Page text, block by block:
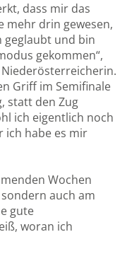
dass mir das
mehr drin gewesen,
geglaubt und bin
gekommen“,
Griff im Semifinale
statt den Zug
ich eigentlich noch
ich habe es mir
Wochen
auch am
gute
woran ich